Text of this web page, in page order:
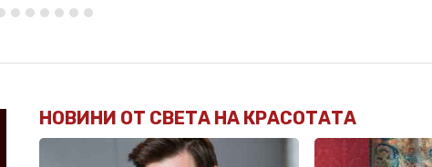
НОВИНИ ОТ СВЕТА НА КРАСОТАТА